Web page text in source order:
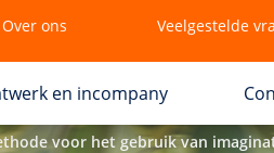
Over ons Veelgestelde
en incompany
voor het gebruik van